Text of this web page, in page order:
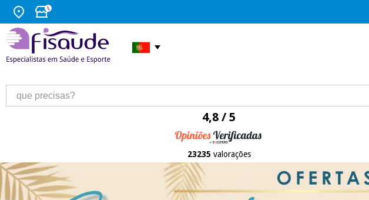
4,8 / 5
23235 valorações